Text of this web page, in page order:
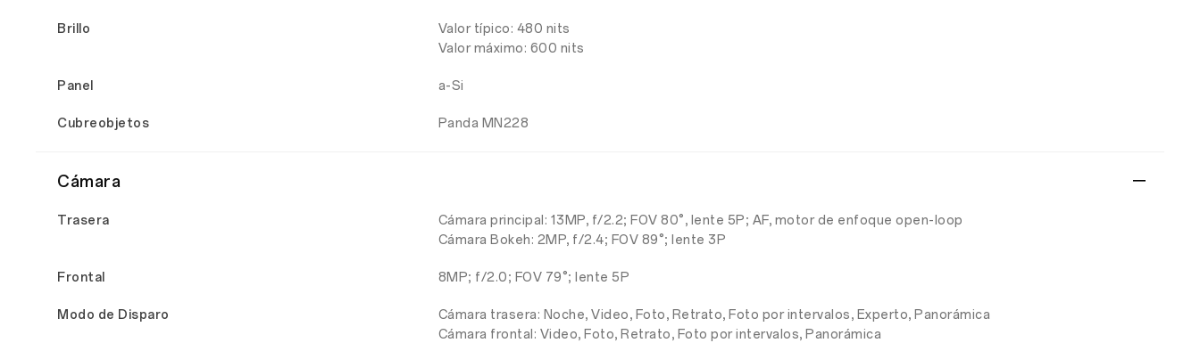
Brillo
Valor típico: 480 nits
Valor máximo: 600 nits
Panel a-Si
Cubreobjetos Panda MN228
Cámara
Trasera
Cámara principal: 13MP, f/2.2; FOV 80°, lente 5P; AF, motor de enfoque open-loop
Cámara Bokeh: 2MP, f/2.4; FOV 89°; lente 3P
Frontal 8MP; f/2.0; FOV 79°; lente 5P
Modo de Disparo
Cámara trasera: Noche, Video, Foto, Retrato, Foto por intervalos, Experto, Panorámica
Cámara frontal: Video, Foto, Retrato, Foto por intervalos, Panorámica